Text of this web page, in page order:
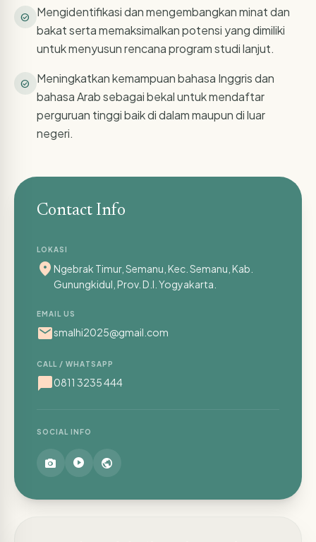
check_circle
Mengidentifikasi dan mengembangkan minat dan
bakat serta memaksimalkan potensi yang dimiliki
untuk menyusun rencana program studi lanjut.
check_circle
Meningkatkan kemampuan bahasa Inggris dan
bahasa Arab sebagai bekal untuk mendaftar
perguruan tinggi baik di dalam maupun di luar
negeri.
Contact Info
LOKASI
location_on Ngebrak Timur, Semanu, Kec. Semanu, Kab.
Gunungkidul, Prov. D.I. Yogyakarta.
EMAIL US
mailsmalhi2025@gmail.com
CALL / WHATSAPP
chat_bubble0811 3235 444
SOCIAL INFO
photo_camera play_circle public